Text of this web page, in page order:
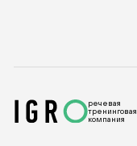
речевая
тренинговая
компания